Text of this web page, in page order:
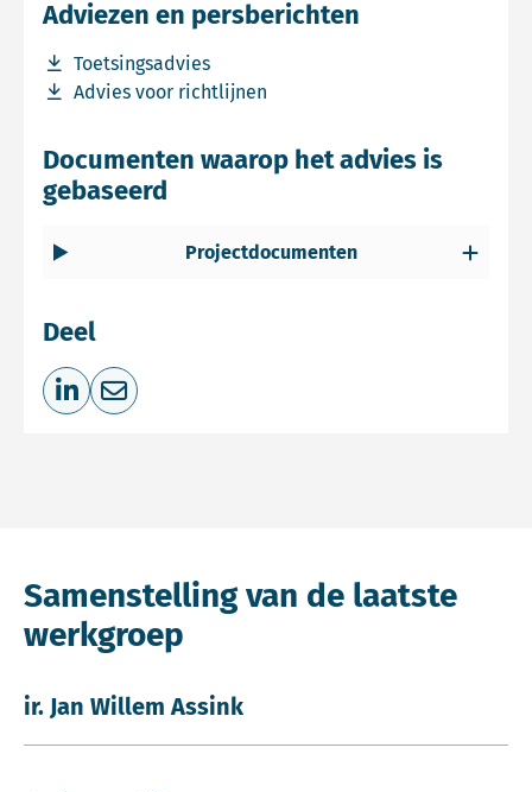
Adviezen en persberichten
Toetsingsadvies
Download bestand Toetsingsadvies
Advies voor richtlijnen
Download bestand Advies voor richtlijnen
Documenten waarop het advies is
gebaseerd
Projectdocumenten
Deel
Deel op LinkedIn
Deel via e-mail
Samenstelling van de laatste
werkgroep
ir. Jan Willem Assink